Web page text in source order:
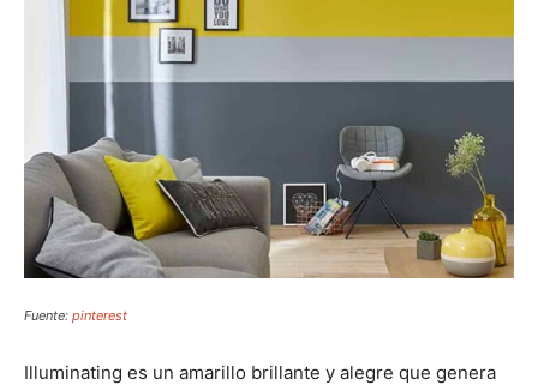
Fuente: pinterest
Illuminating es un amarillo brillante y alegre que genera